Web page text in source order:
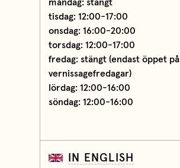
måndag: stängt
tisdag: 12:00-17:00
onsdag: 16:00-20:00
torsdag: 12:00-17:00
fredag: stängt (endast öppet på
vernissagefredagar)
lördag: 12:00-16:00
söndag: 12:00-16:00
IN ENGLISH